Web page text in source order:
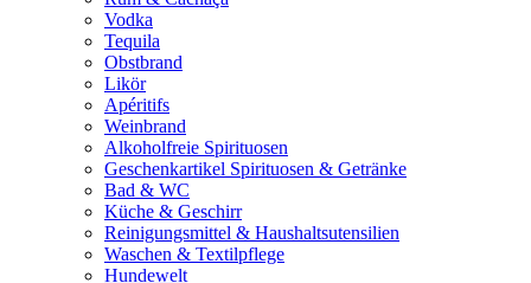
Vodka
Tequila
Obstbrand
Likör
Apéritifs
Weinbrand
Alkoholfreie Spirituosen
Geschenkartikel Spirituosen & Getränke
Bad & WC
Küche & Geschirr
Reinigungsmittel & Haushaltsutensilien
Waschen & Textilpflege
Hundewelt